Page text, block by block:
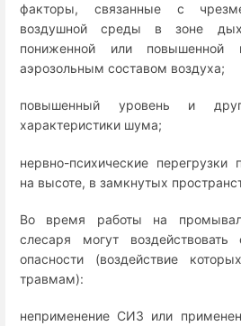
факторы, связанные с
воздушной среды в зоне
пониженной или повышенной
аэрозольным составом воздуха;
повышенный уровень и
характеристики шума;
нервно-психические перегрузки
на высоте, в замкнутых
Во время работы на
слесаря могут
опасности (воздействие
травмам):
неприменение СИЗ или